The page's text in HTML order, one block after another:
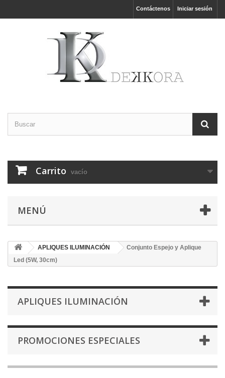
Iniciar sesión
Contáctenos
Carrito vacío
MENÚ
APLIQUES ILUMINACIÓN
Conjunto Espejo y Aplique
Led (5W, 30cm)
APLIQUES ILUMINACIÓN
PROMOCIONES ESPECIALES